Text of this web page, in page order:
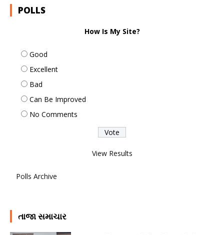
POLLS
How Is My Site?
Good
Excellent
Bad
Can Be Improved
No Comments
View Results
Polls Archive
તાજા સમાચાર